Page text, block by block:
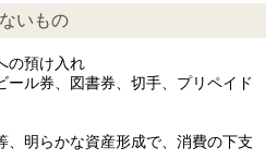
いもの
の預け入れ
ル券、図書券、切手、プリペイド
、明らかな資産形成で、消費の下支